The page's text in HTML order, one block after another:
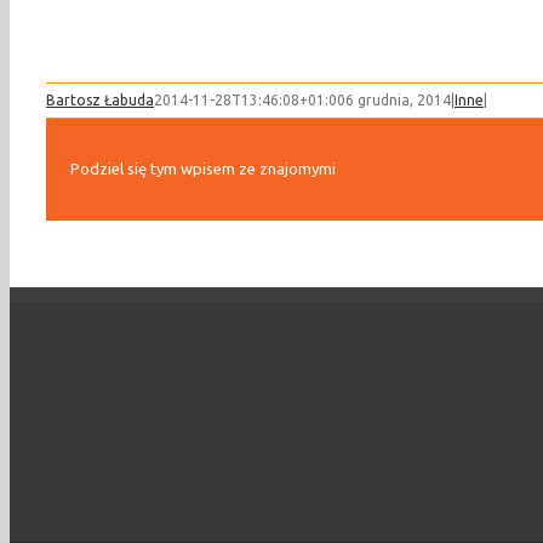
Bartosz Łabuda2014-11-28T13:46:08+01:006 grudnia, 2014 Inne
Podziel się tym wpisem ze znajomymi